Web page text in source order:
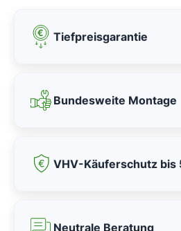
Tiefpreisgarantie
Bundesweite Montage
VHV-Käuferschutz bis
Neutrale Beratung